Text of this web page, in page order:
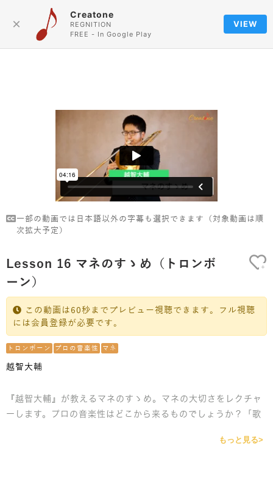
×
Creatone
REGNITION
FREE - In Google Play
VIEW
Lesson 16 マネのすゝめ（トロンボ
ーン）
この動画は60秒までプレビュー視聴できます。フル視聴
には会員登録が必要です。
トロンボーン プロの音楽性 マネ
越智大輔
+
一部の動画では日本語以外の字幕も選択できます（対象動画は順
次拡大予定）
『越智大輔』が教えるマネのすゝめ。マネの大切さをレクチャ
ーします。プロの音楽性はどこから来るものでしょうか？「歌
もっと見る>